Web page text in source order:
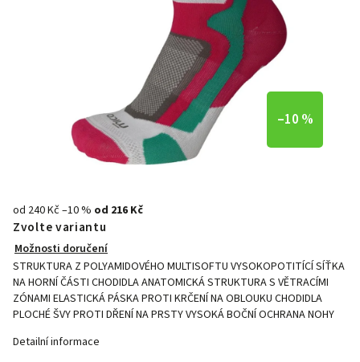
–10 %
od 240 Kč–10 % od 216 Kč
Zvolte variantu
Možnosti doručení
STRUKTURA Z POLYAMIDOVÉHO MULTISOFTU VYSOKOPOTITÍCÍ SÍŤKA
NA HORNÍ ČÁSTI CHODIDLA ANATOMICKÁ STRUKTURA S VĚTRACÍMI
ZÓNAMI ELASTICKÁ PÁSKA PROTI KRČENÍ NA OBLOUKU CHODIDLA
PLOCHÉ ŠVY PROTI DŘENÍ NA PRSTY VYSOKÁ BOČNÍ OCHRANA NOHY
Detailní informace